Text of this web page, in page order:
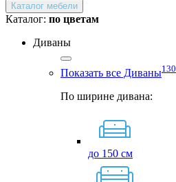
Каталог мебели
Каталог: по цветам
Диваны
Показать все Диваны130
По ширине дивана:
до 150 см